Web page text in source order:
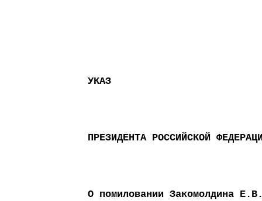
УКАЗ
ПРЕЗИДЕНТА РОССИЙСКОЙ
О помиловании Закомолдина